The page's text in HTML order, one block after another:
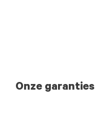
Onze garanties